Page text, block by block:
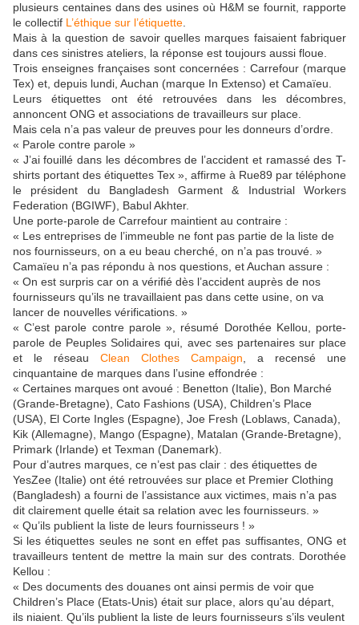
plusieurs centaines dans des usines où H&M se fournit, rapporte
le collectif L’éthique sur l’étiquette
Mais à la question de savoir quelles marques faisaient fabriquer
dans ces sinistres ateliers, la réponse est toujours aussi floue.
Trois enseignes françaises sont concernées : Carrefour (marque
Tex) et, depuis lundi, Auchan (marque In Extenso) et Camaïeu.
Leurs étiquettes ont été retrouvées dans les décombres,
annoncent ONG et associations de travailleurs sur place.
Mais cela n’a pas valeur de preuves pour les donneurs d’ordre.
« Parole contre parole »
« J’ai fouillé dans les décombres de l’accident et ramassé des T-
shirts portant des étiquettes Tex », affirme à Rue89 par téléphone
le président du Bangladesh Garment & Industrial Workers
Federation (BGIWF), Babul Akhter.
Une porte-parole de Carrefour maintient au contraire :
« Les entreprises de l’immeuble ne font pas partie de la liste de
nos fournisseurs, on a eu beau cherché, on n’a pas trouvé. »
Camaïeu n’a pas répondu à nos questions, et Auchan assure :
« On est surpris car on a vérifié dès l’accident auprès de nos
fournisseurs qu’ils ne travaillaient pas dans cette usine, on va
lancer de nouvelles vérifications. »
« C’est parole contre parole », résumé Dorothée Kellou, porte-
parole de Peuples Solidaires qui, avec ses partenaires sur place
et le réseau Clean Clothes Campaign , a recensé une
cinquantaine de marques dans l’usine effondrée :
« Certaines marques ont avoué : Benetton (Italie), Bon Marché
(Grande-Bretagne), Cato Fashions (USA), Children’s Place
(USA), El Corte Ingles (Espagne), Joe Fresh (Loblaws, Canada),
Kik (Allemagne), Mango (Espagne), Matalan (Grande-Bretagne),
Primark (Irlande) et Texman (Danemark).
Pour d’autres marques, ce n’est pas clair : des étiquettes de
YesZee (Italie) ont été retrouvées sur place et Premier Clothing
(Bangladesh) a fourni de l’assistance aux victimes, mais n’a pas
dit clairement quelle était sa relation avec les fournisseurs. »
« Qu’ils publient la liste de leurs fournisseurs ! »
Si les étiquettes seules ne sont en effet pas suffisantes, ONG et
travailleurs tentent de mettre la main sur des contrats. Dorothée
Kellou :
« Des documents des douanes ont ainsi permis de voir que
Children’s Place (Etats-Unis) était sur place, alors qu’au départ,
ils niaient. Qu’ils publient la liste de leurs fournisseurs s’ils veulent